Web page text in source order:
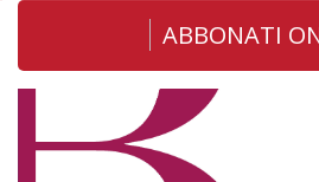
ABBONATI